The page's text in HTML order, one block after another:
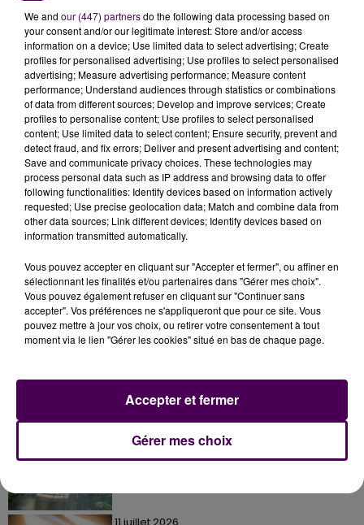
Un pilote"très populaire"
Pour l’Automobile Club de l’Ouest, organisateur de la
course, l’inscription de dernière minute de Jenson
Button est une aubaine :"Les 24 Heures du Mans
restent l'un des plus grands défis que les champions
du monde ambitionnent à conquérir. Nous sommes
ravis d'accueillir Jenson Button et nous sommes sûrs
que sa présence sera extrêmement populaire
auprès des fans"souligne le président de l’ACO, Pierre
Fillon.
31 juillet 2026
Gagnez vos entrées à Terra Botanica !
We and our (447) partnersdo the following data processing based on
your consent and/or our legitimate interest: Store and/or access
information on a device; Use limited data to select advertising; Create
profiles for personalised advertising; Use profiles to select personalised
advertising; Measure advertising performance; Measure content
performance; Understand audiences through statistics or combinations
of data from different sources; Develop and improve services; Create
profiles to personalise content; Use profiles to select personalised
content; Use limited data to select content; Ensure security, prevent and
detect fraud, and fix errors; Deliver and present advertising and content;
Save and communicate privacy choices. These technologies may
process personal data such as IP address and browsing data to offer
following functionalities: Identify devices based on information actively
requested; Use precise geolocation data; Match and combine data from
other data sources; Link different devices; Identify devices based on
information transmitted automatically.
Vous pouvez accepter en cliquant sur "Accepter et fermer", ou affiner en
sélectionnant les finalités et/ou partenaires dans "Gérer mes choix".
Vous pouvez également refuser en cliquant sur "Continuer sans
accepter". Vos préférences ne s'appliqueront que pour ce site. Vous
pouvez mettre à jour vos choix, ou retirer votre consentement à tout
moment via le lien "Gérer les cookies" situé en bas de chaque page.
Gérer mes choix
Accepter et fermer